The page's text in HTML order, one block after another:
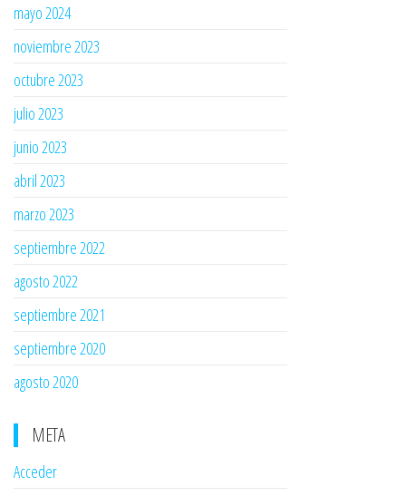
mayo 2024
noviembre 2023
octubre 2023
julio 2023
junio 2023
abril 2023
marzo 2023
septiembre 2022
agosto 2022
septiembre 2021
septiembre 2020
agosto 2020
META
Acceder